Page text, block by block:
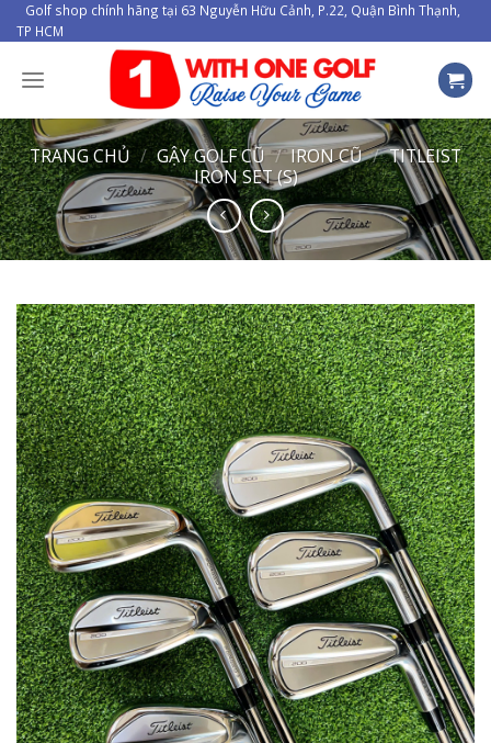
Skip
to
content
Golf shop chính hãng tại 63 Nguyễn Hữu Cảnh, P.22, Quận Bình Thạnh,
TP HCM
TRANG CHỦ / GẬY GOLF CŨ / IRON CŨ / TITLEIST
IRON SET (S)